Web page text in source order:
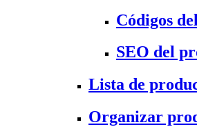
Códigos
SEO del
Lista de
Organizar